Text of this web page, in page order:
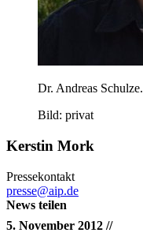
Dr. Andreas Schulze.
Bild: privat
Kerstin Mork
Pressekontakt
presse@aip.de
News teilen
5. November 2012 //